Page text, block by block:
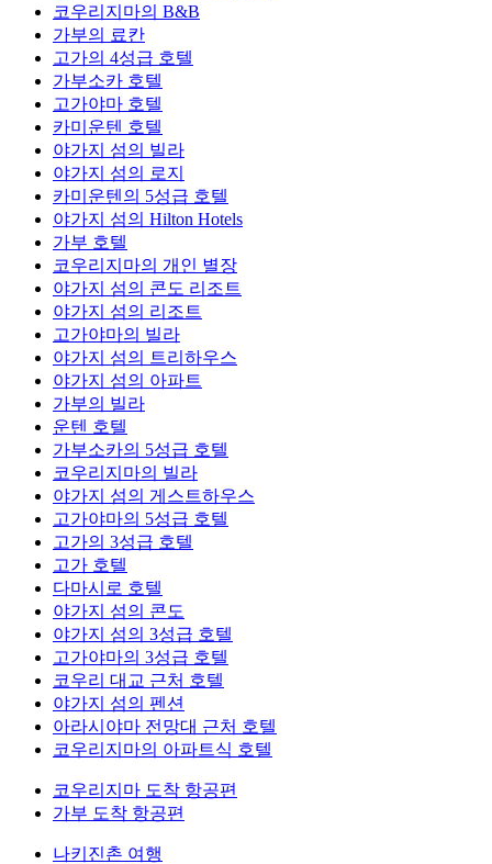
코우리지마의 B&B
가부의 료칸
고가의 4성급 호텔
가부소카 호텔
고가야마 호텔
카미운텐 호텔
야가지 섬의 빌라
야가지 섬의 로지
카미운텐의 5성급 호텔
야가지 섬의 Hilton Hotels
가부 호텔
코우리지마의 개인 별장
야가지 섬의 콘도 리조트
야가지 섬의 리조트
고가야마의 빌라
야가지 섬의 트리하우스
야가지 섬의 아파트
가부의 빌라
운텐 호텔
가부소카의 5성급 호텔
코우리지마의 빌라
야가지 섬의 게스트하우스
고가야마의 5성급 호텔
고가의 3성급 호텔
고가 호텔
다마시로 호텔
야가지 섬의 콘도
야가지 섬의 3성급 호텔
고가야마의 3성급 호텔
코우리 대교 근처 호텔
야가지 섬의 펜션
아라시야마 전망대 근처 호텔
코우리지마의 아파트식 호텔
코우리지마 도착 항공편
가부 도착 항공편
나키진촌 여행